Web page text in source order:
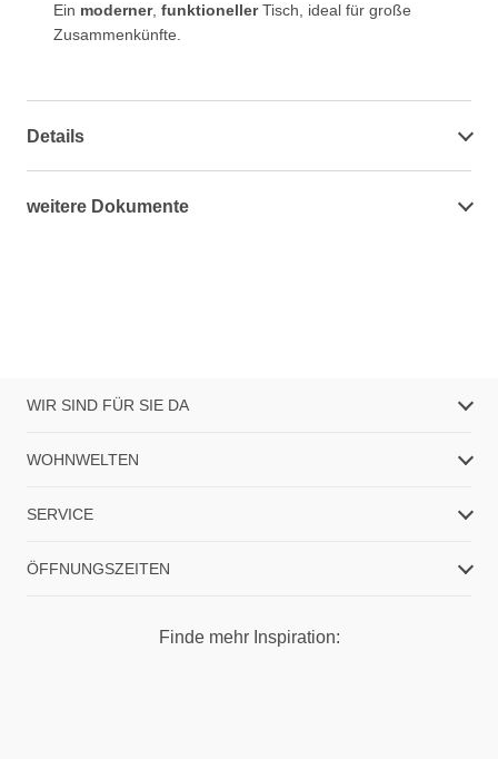
Ein moderner, funktionellerTisch, ideal für große
Zusammenkünfte.
Details
weitere Dokumente
WIR SIND FÜR SIE DA
WOHNWELTEN
SERVICE
ÖFFNUNGSZEITEN
Finde mehr Inspiration: